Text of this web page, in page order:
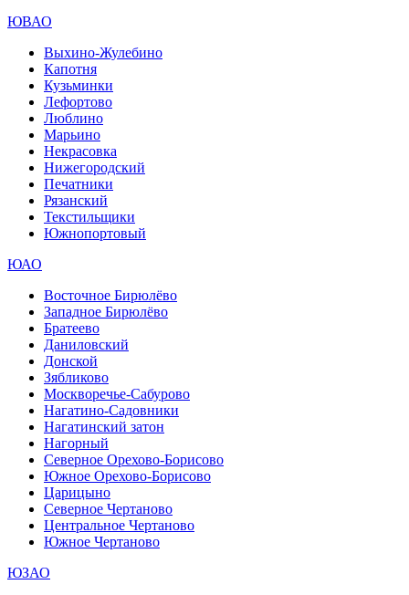
ЮВАО
Выхино-Жулебино
Капотня
Кузьминки
Лефортово
Люблино
Марьино
Некрасовка
Нижегородский
Печатники
Рязанский
Текстильщики
Южнопортовый
ЮАО
Восточное Бирюлёво
Западное Бирюлёво
Братеево
Даниловский
Донской
Зябликово
Москворечье-Сабурово
Нагатино-Садовники
Нагатинский затон
Нагорный
Северное Орехово-Борисово
Южное Орехово-Борисово
Царицыно
Северное Чертаново
Центральное Чертаново
Южное Чертаново
ЮЗАО